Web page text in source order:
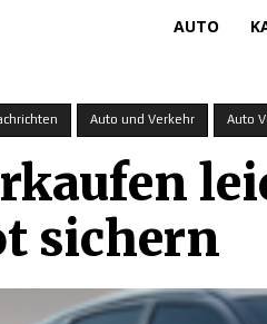
AUTO
Auto und Verkehr Auto
sichern